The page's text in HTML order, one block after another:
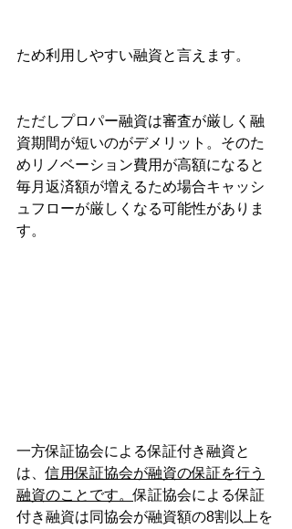
ため利用しやすい融資と言えます。
ただしプロパー融資は審査が厳しく融
資期間が短いのがデメリット。そのた
めリノベーション費用が高額になると
毎月返済額が増えるため場合キャッシ
ュフローが厳しくなる可能性がありま
す。
一方保証協会による保証付き融資と
は、信用保証協会が融資の保証を行う
融資のことです。保証協会による保証
付き融資は同協会が融資額の8割以上を